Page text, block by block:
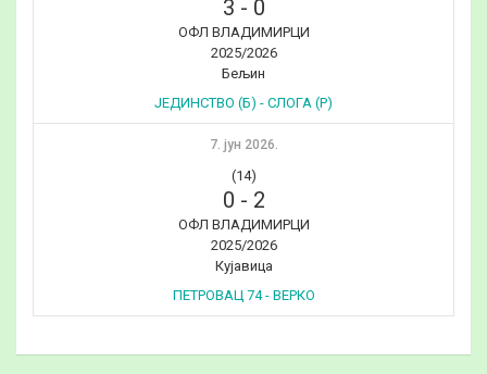
3 - 0
ОФЛ ВЛАДИМИРЦИ
2025/2026
Бељин
ЈЕДИНСТВО (Б) - СЛОГА (Р)
7. јун 2026.
(14)
0 - 2
ОФЛ ВЛАДИМИРЦИ
2025/2026
Кујавица
ПЕТРОВАЦ 74 - ВЕРКО